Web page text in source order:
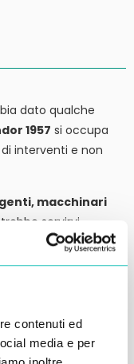
contenuti ed
media e per
dato qualche
1957 si occupa
interventi e non
macchinari
servirvi,
nostra sede.